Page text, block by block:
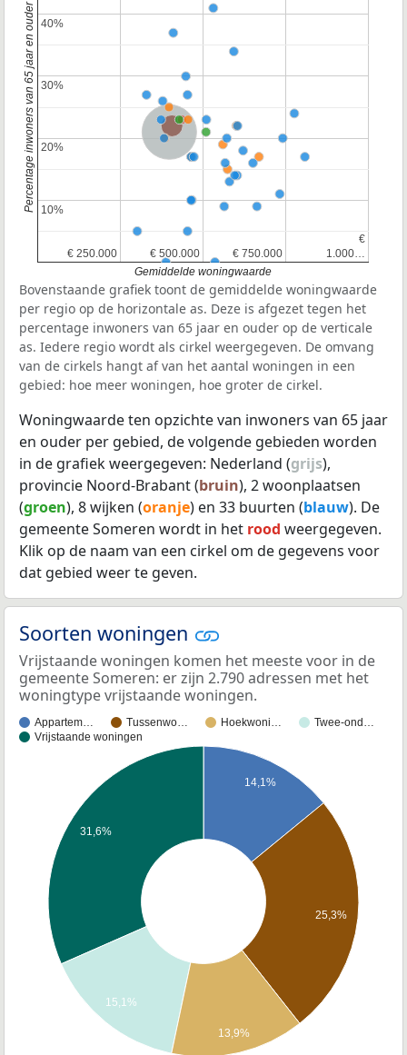
Nederland
Provincie Noord-Brabant
€ 250.000
€ 250.000 € 500.000
€ 500.000 € 750.000
€ 750.000 1.000…
1.000…
€
€
10%
10%
20%
20%
30%
30%
40%
40%
Gemiddelde woningwaarde
Percentage inwoners van 65 jaar en ouder
Bovenstaande grafiek toont de gemiddelde woningwaarde
per regio op de horizontale as. Deze is afgezet tegen het
percentage inwoners van 65 jaar en ouder op de verticale
as. Iedere regio wordt als cirkel weergegeven. De omvang
van de cirkels hangt af van het aantal woningen in een
gebied: hoe meer woningen, hoe groter de cirkel.
Woningwaarde ten opzichte van inwoners van 65 jaar
en ouder per gebied, de volgende gebieden worden
in de grafiek weergegeven: Nederland (grijs),
provincie Noord-Brabant (bruin), 2 woonplaatsen
(groen), 8 wijken (oranje) en 33 buurten (blauw). De
gemeente Someren wordt in het rood weergegeven.
Klik op de naam van een cirkel om de gegevens voor
dat gebied weer te geven.
Soorten woningen
Vrijstaande woningen komen het meeste voor in de
gemeente Someren: er zijn 2.790 adressen met het
woningtype vrijstaande woningen.
Appartem… Tussenwo… Hoekwoni…
Twee-ond…
Vrijstaande woningen
14,1%
25,3%
31,6%
15,1%
13,9%